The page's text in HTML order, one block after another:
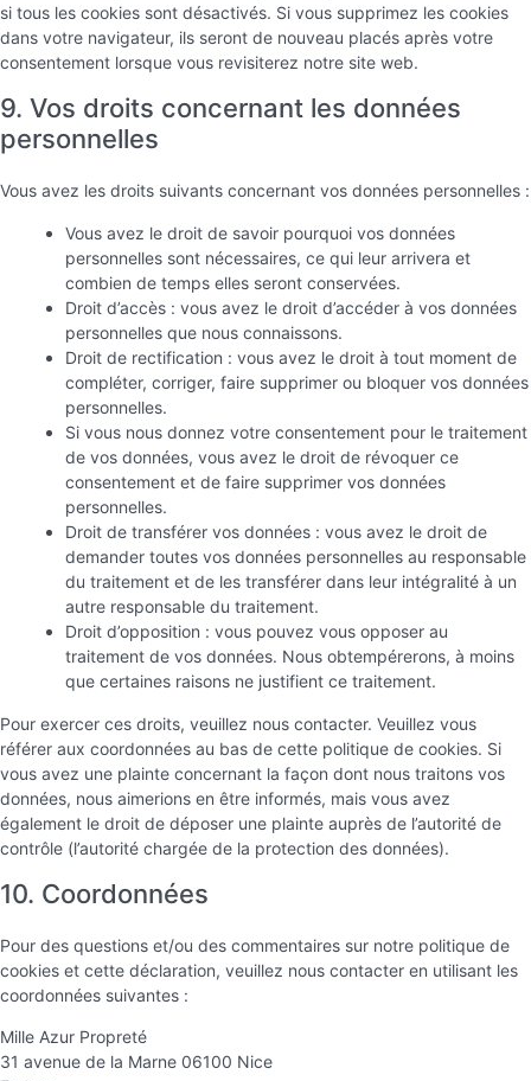
si tous les cookies sont désactivés. Si vous supprimez les cookies
dans votre navigateur, ils seront de nouveau placés après votre
consentement lorsque vous revisiterez notre site web.
9. Vos droits concernant les données
personnelles
Vous avez les droits suivants concernant vos données personnelles :
Vous avez le droit de savoir pourquoi vos données
personnelles sont nécessaires, ce qui leur arrivera et
combien de temps elles seront conservées.
Droit d’accès : vous avez le droit d’accéder à vos données
personnelles que nous connaissons.
Droit de rectification : vous avez le droit à tout moment de
compléter, corriger, faire supprimer ou bloquer vos données
personnelles.
Si vous nous donnez votre consentement pour le traitement
de vos données, vous avez le droit de révoquer ce
consentement et de faire supprimer vos données
personnelles.
Droit de transférer vos données : vous avez le droit de
demander toutes vos données personnelles au responsable
du traitement et de les transférer dans leur intégralité à un
autre responsable du traitement.
Droit d’opposition : vous pouvez vous opposer au
traitement de vos données. Nous obtempérerons, à moins
que certaines raisons ne justifient ce traitement.
Pour exercer ces droits, veuillez nous contacter. Veuillez vous
référer aux coordonnées au bas de cette politique de cookies. Si
vous avez une plainte concernant la façon dont nous traitons vos
données, nous aimerions en être informés, mais vous avez
également le droit de déposer une plainte auprès de l’autorité de
contrôle (l’autorité chargée de la protection des données).
10. Coordonnées
Pour des questions et/ou des commentaires sur notre politique de
cookies et cette déclaration, veuillez nous contacter en utilisant les
coordonnées suivantes :
Mille Azur Propreté
31 avenue de la Marne 06100 Nice